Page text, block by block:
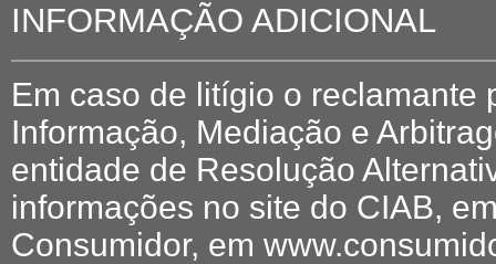
INFORMAÇÃO ADICIONAL
Em caso de litígio o reclamante
Informação, Mediação e
entidade de Resolução
informações no site do CIAB,
Consumidor, em